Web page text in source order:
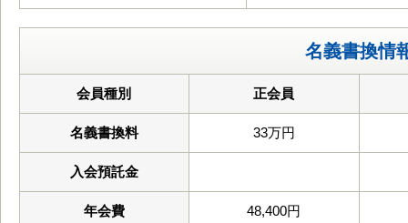
名義書換情
会員種別 正会員
名義書換料 33万円
入会預託金
年会費 48,400円